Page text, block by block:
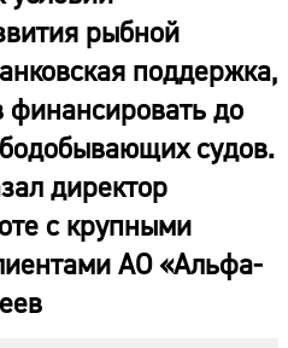
рыбной
поддержка,
финансировать до
судов.
директор
с крупными
АО «Альфа-